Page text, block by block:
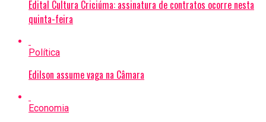
Edital Cultura Criciúma: assinatura de contratos ocorre nesta
quinta-feira
Política
Edilson assume vaga na Câmara
Economia